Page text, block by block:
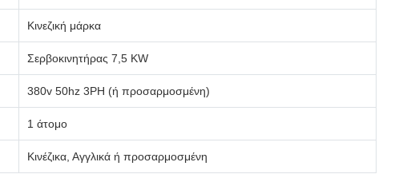
Κινεζική μάρκα
Σερβοκινητήρας 7,5 KW
380v 50hz 3PH (ή προσαρμοσμένη)
1 άτομο
Κινέζικα, Αγγλικά ή προσαρμοσμένη